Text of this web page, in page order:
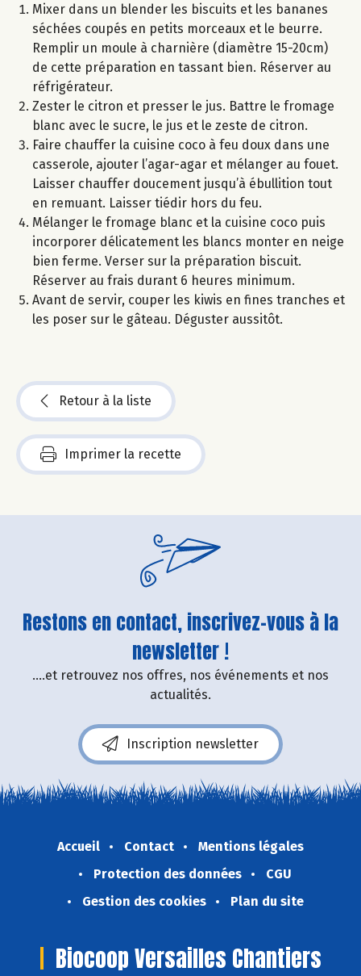
Mixer dans un blender les biscuits et les bananes
séchées coupés en petits morceaux et le beurre.
Remplir un moule à charnière (diamètre 15-20cm)
de cette préparation en tassant bien. Réserver au
réfrigérateur.
Zester le citron et presser le jus. Battre le fromage
blanc avec le sucre, le jus et le zeste de citron.
Faire chauffer la cuisine coco à feu doux dans une
casserole, ajouter l’agar-agar et mélanger au fouet.
Laisser chauffer doucement jusqu’à ébullition tout
en remuant. Laisser tiédir hors du feu.
Mélanger le fromage blanc et la cuisine coco puis
incorporer délicatement les blancs monter en neige
bien ferme. Verser sur la préparation biscuit.
Réserver au frais durant 6 heures minimum.
Avant de servir, couper les kiwis en fines tranches et
les poser sur le gâteau. Déguster aussitôt.
Retour à la liste
Imprimer la recette
Restons en contact, inscrivez-vous à la
newsletter !
....et retrouvez nos offres, nos événements et nos
actualités.
Inscription newsletter
Accueil Contact
Mentions légales
Protection des données
CGU
Gestion des cookies
Plan du site
Biocoop Versailles Chantiers